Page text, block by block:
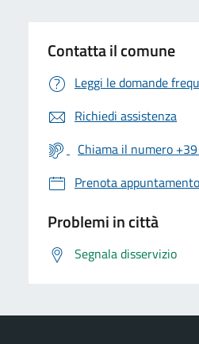
Contatta il comune
Leggi le domande
Richiedi assistenza
Chiama il numero
Prenota appuntamento
Problemi in città
Segnala disservizio